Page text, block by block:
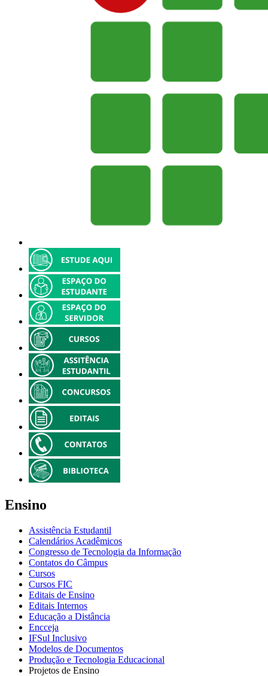
Ensino
Assistência Estudantil
Calendários Acadêmicos
Congresso de Tecnologia da Informação
Contatos do Câmpus
Cursos
Cursos FIC
Editais de Ensino
Editais Internos
Educação a Distância
Encceja
IFSul Inclusivo
Modelos de Documentos
Produção e Tecnologia Educacional
Projetos de Ensino